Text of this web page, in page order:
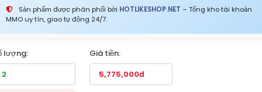
Sản phẩm được phân phối bởi HOTLIKESHOP.NET – Tổng kho tài khoản
MMO uy tín, giao tự động 24/7.
lượng: Giá tiền: